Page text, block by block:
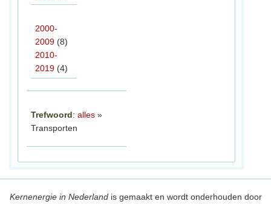
2000-
2009 (8)
2010-
2019 (4)
Trefwoord: alles »
Transporten
Kernenergie in Nederlandis gemaakt en wordt onderhouden door